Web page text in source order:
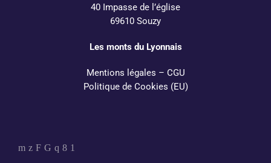
40 Impasse de l’église
69610 Souzy
Les monts du Lyonnais
Mentions légales – CGU
Politique de Cookies (EU)